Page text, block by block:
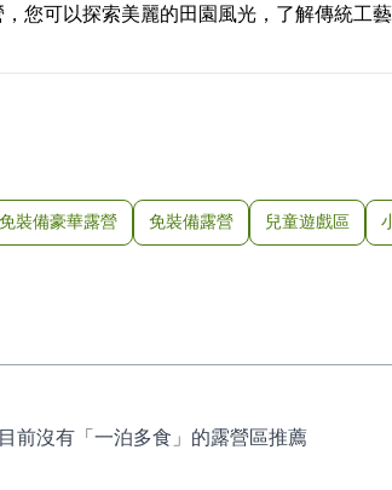
您可以探索美麗的田園風光，了解傳統工
免裝備豪華露營 免裝備露營 兒童遊戲區
前沒有「一泊多食」的露營區推薦